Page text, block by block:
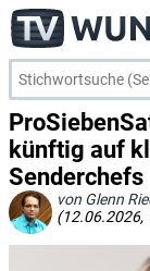
künftig auf
Senderchefs
von Glenn
(12.06.2026,